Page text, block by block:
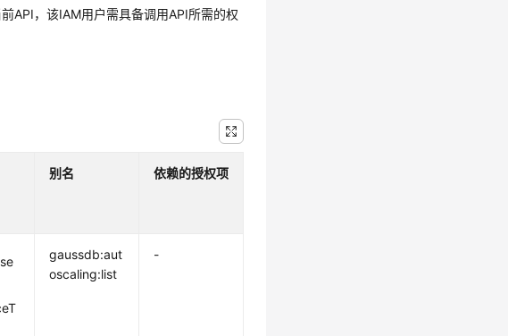
API，该IAM用户需具备调用API所需的权
别名 依赖的授权项
gaussdb:aut
oscaling:list
-